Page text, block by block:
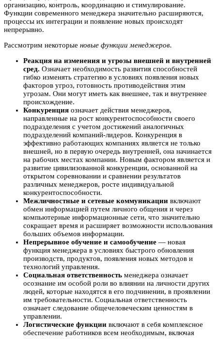
организацию, контроль, координацию и стимулирование.
Функции современного менеджера значительно расширяются,
процессы их интеграции и появление новых происходят
непрерывно.
Рассмотрим некоторые новые функции менеджеров.
Реакция на изменения и угрозы внешней и внутренней
сред. Означает необходимость развития способностей
гибко изменять стратегию в условиях появления новых
факторов угроз, готовность противодействия этим
угрозам. Они могут иметь как внешнее, так и внутреннее
происхождение.
Конкуренция означает действия менеджеров,
направленные на рост конкурентоспособности своего
подразделения с учетом достижений аналогичных
подразделений компаний-лидеров. Конкуренция в
эффективно работающих компаниях является не только
внешней, но в первую очередь внутренней, она начинается
на рабочих местах компании. Новым фактором является и
развитие цивилизованной конкуренции, основанной на
открытом соревновании и сравнении результатов
различных менеджеров, росте индивидуальной
конкурентоспособности.
Межличностные и сетевые коммуникации включают
обмен информацией путем личного общения и через
компьютерные информационные сети, что значительно
сокращает время и расширяет возможности использования
больших объемов информации.
Непрерывное обучение и самообучение — новая
функция менеджера в условиях быстрого обновления
производств, продуктов, появления новых методов и
технологий управления.
Социальная ответственность менеджера означает
осознание им особой роли во влиянии на личности других
людей, которые находятся в его подчинении, в проявлении
им требовательности. Социальная ответственность
означает следование общечеловеческим ценностям в
управлении.
Логистические функции включают в себя комплексное
обеспечение работников всем необходимым, включая